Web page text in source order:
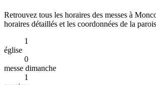
Retrouvez tous les horaires des messes à
horaires détaillés et les coordonnées de la
1
église
0
messe dimanche
1